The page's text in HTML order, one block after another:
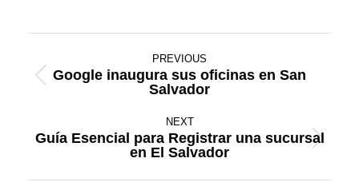
navigationPREVIOUS
Previous
Google inaugura sus oficinas en San
Salvador
NEXT
Next
Guía Esencial para Registrar una sucursal
en El Salvador